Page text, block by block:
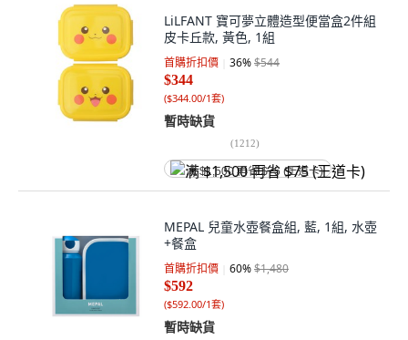
LiLFANT 寶可夢立體造型便當盒2件組
皮卡丘款, 黃色, 1組
首購折扣價 36%$544
$344
($344.00/1套)
暫時缺貨
(1212)
满 $1,500 再省 $75 (王道卡)
MEPAL 兒童水壺餐盒組, 藍, 1組, 水壺
+餐盒
首購折扣價 60%$1,480
$592
($592.00/1套)
暫時缺貨